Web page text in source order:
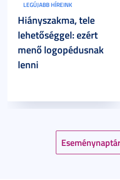
LEGÚJABB HÍREINK
Hiányszakma, tele
lehetőséggel: ezért
menő logopédusnak
lenni